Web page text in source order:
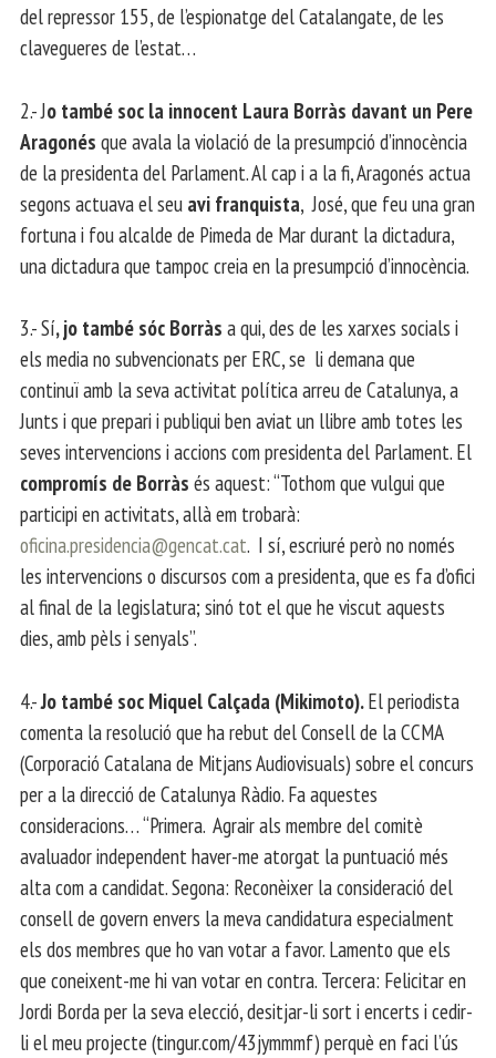
del repressor 155, de l’espionatge del Catalangate, de les
clavegueres de l’estat…
2.- Jo també soc la innocent Laura Borràs davant un Pere
Aragonés que avala la violació de la presumpció d’innocència
de la presidenta del Parlament. Al cap i a la fi, Aragonés actua
segons actuava el seu avi franquista, José, que feu una gran
fortuna i fou alcalde de Pimeda de Mar durant la dictadura,
una dictadura que tampoc creia en la presumpció d’innocència.
3.- Sí, jo també sóc Borràs a qui, des de les xarxes socials i
els media no subvencionats per ERC, se li demana que
continuï amb la seva activitat política arreu de Catalunya, a
Junts i que prepari i publiqui ben aviat un llibre amb totes les
seves intervencions i accions com presidenta del Parlament. El
compromís de Borràs és aquest: “Tothom que vulgui que
participi en activitats, allà em trobarà:
oficina.presidencia@gencat.cat. I sí, escriuré però no només
les intervencions o discursos com a presidenta, que es fa d’ofici
al final de la legislatura; sinó tot el que he viscut aquests
dies, amb pèls i senyals”.
4.-Jo també soc Miquel Calçada (Mikimoto).El periodista
comenta la resolució que ha rebut del Consell de la CCMA
(Corporació Catalana de Mitjans Audiovisuals) sobre el concurs
per a la direcció de Catalunya Ràdio. Fa aquestes
consideracions… “Primera. Agrair als membre del comitè
avaluador independent haver-me atorgat la puntuació més
alta com a candidat. Segona: Reconèixer la consideració del
consell de govern envers la meva candidatura especialment
els dos membres que ho van votar a favor. Lamento que els
que coneixent-me hi van votar en contra. Tercera: Felicitar en
Jordi Borda per la seva elecció, desitjar-li sort i encerts i cedir-
li el meu projecte (tingur.com/43jymmmf) perquè en faci l’ús